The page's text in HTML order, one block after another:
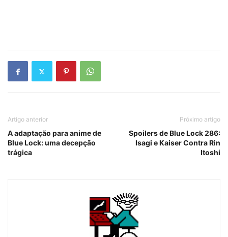
Artigo anterior
A adaptação para anime de
Blue Lock: uma decepção
trágica
Próximo artigo
Spoilers de Blue Lock 286:
Isagi e Kaiser Contra Rin
Itoshi